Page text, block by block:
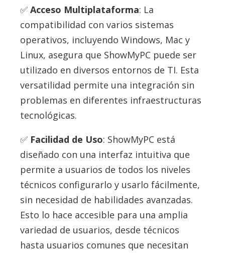
Acceso Multiplataforma: La
compatibilidad con varios sistemas
operativos, incluyendo Windows, Mac y
Linux, asegura que ShowMyPC puede ser
utilizado en diversos entornos de TI. Esta
versatilidad permite una integración sin
problemas en diferentes infraestructuras
tecnológicas.
Facilidad de Uso: ShowMyPC está
diseñado con una interfaz intuitiva que
permite a usuarios de todos los niveles
técnicos configurarlo y usarlo fácilmente,
sin necesidad de habilidades avanzadas.
Esto lo hace accesible para una amplia
variedad de usuarios, desde técnicos
hasta usuarios comunes que necesitan